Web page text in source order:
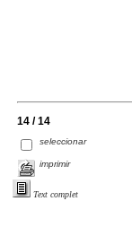
14 / 14
seleccionar
imprimir
Text complet